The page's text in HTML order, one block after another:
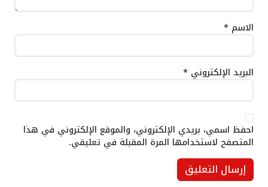
الاسم *
البريد الإلكتروني *
احفظ اسمي، بريدي الإلكتروني، والموقع الإلكتروني في هذا
المتصفح لاستخدامها المرة المقبلة في تعليقي.